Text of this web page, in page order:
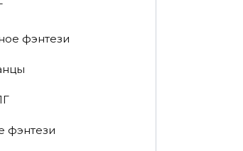
фэнтези
фэнтези